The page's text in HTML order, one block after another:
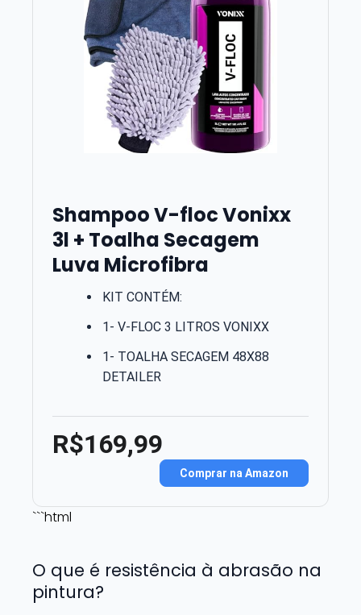
Shampoo V-floc Vonixx
3l + Toalha Secagem
Luva Microfibra
KIT CONTÉM:
1- V-FLOC 3 LITROS VONIXX
1- TOALHA SECAGEM 48X88
DETAILER
R$169,99
Comprar na Amazon
```html
O que é resistência à abrasão na
pintura?